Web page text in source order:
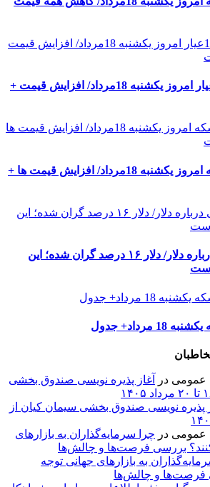
قیمت طلای 18عیار امروز یکشنبه 18مرداد/ افزایش قیمت +
قیمت طلا و سکه امروز یکشنبه 18مرداد/ افزایش قیمت ها +
اظهارات همتی درباره دلار/ دلار ۱۶ درصد گران شده؛ این
جدول
عمومی در
آغاز پذیره نویسی صندوق بخشی
پذیره نویسی صندوق بخشی سیمان کیان از
عمومی در چرا سرمایه‌گذاران به بازارهای
بررسی فرصت‌ها و چالش‌ها
به بازارهای جهانی توجه
فرصت‌ها و چالش‌ها